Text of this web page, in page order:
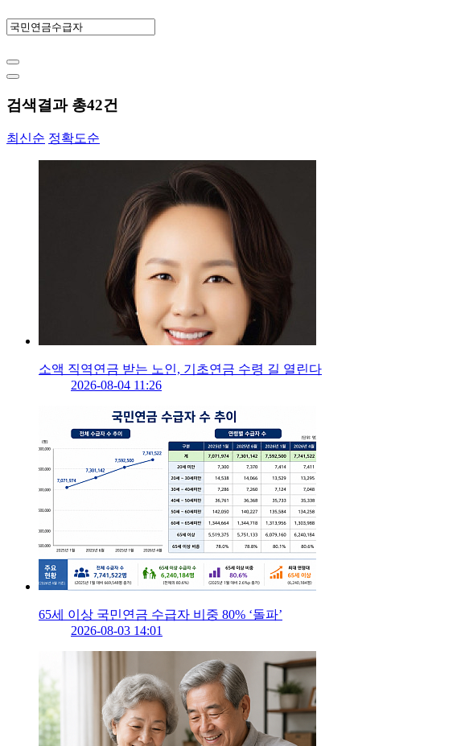
검색결과 총42건
최신순 정확도순
소액 직역연금 받는 노인, 기초연금 수령 길 열린다
2026-08-04 11:26
65세 이상 국민연금 수급자 비중 80% ‘돌파’
2026-08-03 14:01